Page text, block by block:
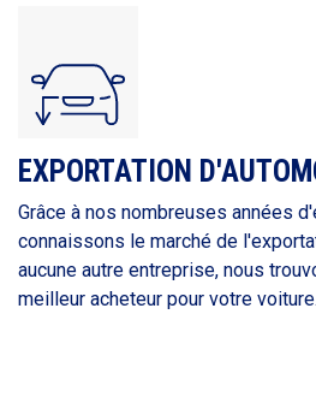
EXPORTATION
Grâce à nos nombreuses années
connaissons le marché de
aucune autre entreprise, nous
meilleur acheteur pour votre voiture.